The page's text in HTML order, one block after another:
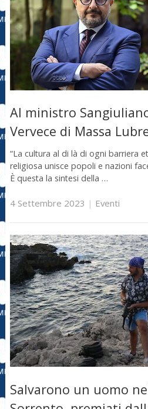
Al ministro
Vervece di Massa
“La cultura al di là di ogni barriera
religiosa unisce popoli e nazioni
È questa la sintesi della …
4 Settembre 2023 | Eventi
Salvarono un uomo